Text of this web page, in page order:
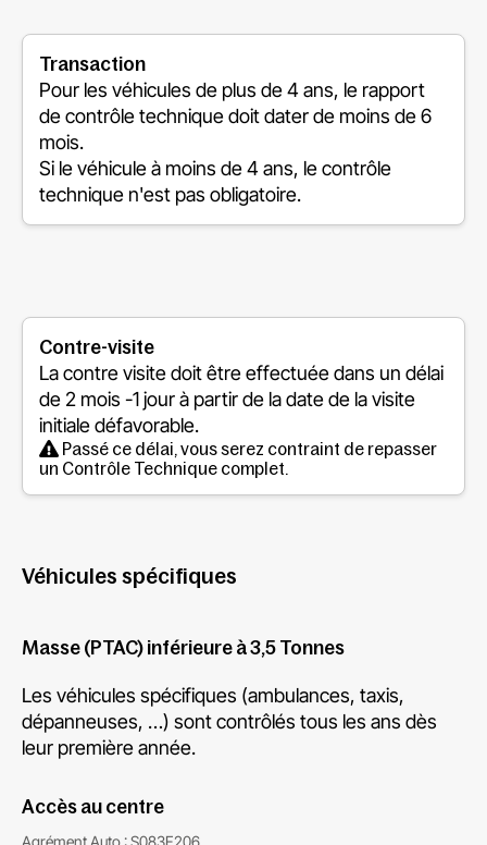
Transaction
Pour les véhicules de plus de 4 ans, le rapport
de contrôle technique doit dater de moins de 6
mois.
Si le véhicule à moins de 4 ans, le contrôle
technique n'est pas obligatoire.
Contre-visite
La contre visite doit être effectuée dans un délai
de 2 mois -1 jourà partir de la date de la visite
initiale défavorable.
Passé ce délai, vous serez contraint de repasser
un Contrôle Technique complet.
Véhicules spécifiques
Masse (PTAC) inférieure à 3,5 Tonnes
Les véhicules spécifiques (ambulances, taxis,
dépanneuses, …) sont contrôlés tous les ans dès
leur première année.
Accès au centre
Agrément Auto : S083F206